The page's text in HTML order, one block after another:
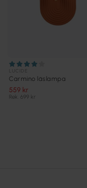
Carmino läslampa
559 kr
Rek. 699 kr